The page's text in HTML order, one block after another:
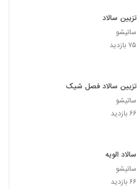
تزیین سالاد
ساتیشو
۷۵ بازدید
تزیین سالاد فصل شیک
ساتیشو
۶۶ بازدید
سالاد الویه
ساتیشو
۶۶ بازدید